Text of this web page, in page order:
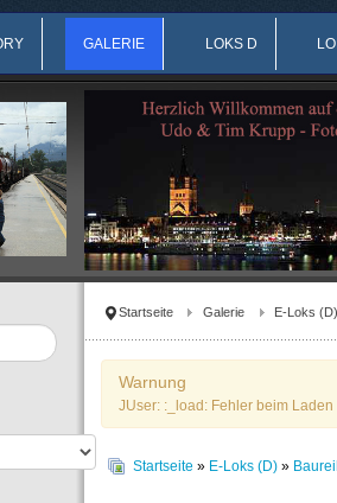
GALERIE LOKS D
Startseite Galerie E-Loks (D)
Warnung
JUser: :_load: Fehler beim
Startseite » E-Loks (D) »